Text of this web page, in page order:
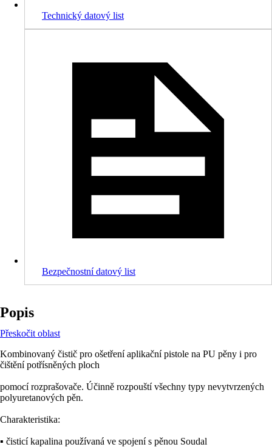
Technický datový list
Bezpečnostní datový list
Popis
Přeskočit oblast
Kombinovaný čistič pro ošetření aplikační pistole na PU pěny i pro
čištění potřísněných ploch
pomocí rozprašovače. Účinně rozpouští všechny typy nevytvrzených
polyuretanových pěn.
Charakteristika:
▪ čisticí kapalina používaná ve spojení s pěnou Soudal